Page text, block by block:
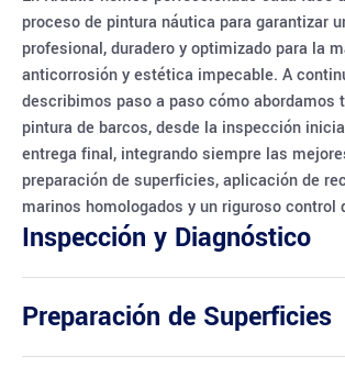
proceso de pintura náutica para garantizar
profesional, duradero y optimizado para la
anticorrosión y estética impecable. A
describimos paso a paso cómo abordamos
pintura de barcos, desde la inspección
entrega final, integrando siempre las
preparación de superficies, aplicación de
marinos homologados y un riguroso control
Inspección y Diagnóstico
Preparación de Superficies